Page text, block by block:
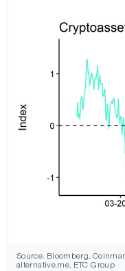
Source: Bloomberg,
alternative.me, ETC Group